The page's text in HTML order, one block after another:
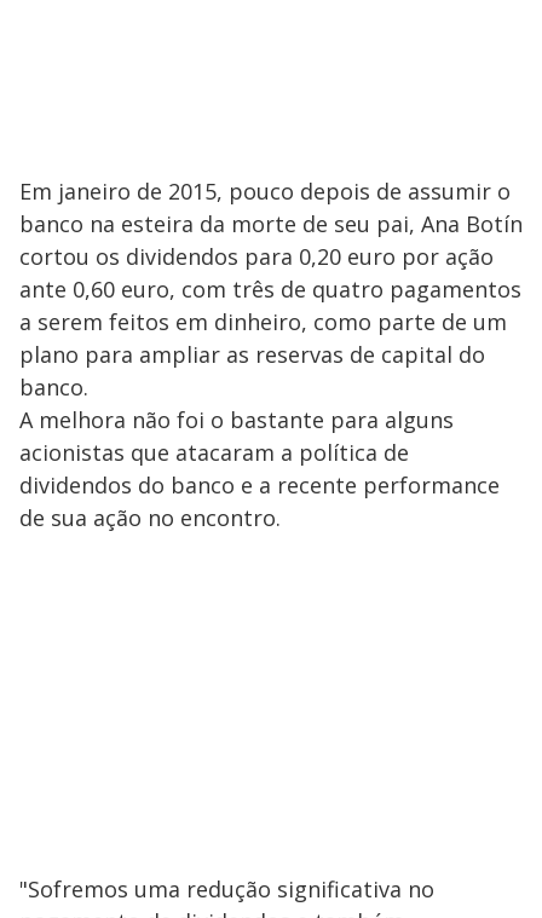
Em janeiro de 2015, pouco depois de assumir o
banco na esteira da morte de seu pai, Ana Botín
cortou os dividendos para 0,20 euro por ação
ante 0,60 euro, com três de quatro pagamentos
a serem feitos em dinheiro, como parte de um
plano para ampliar as reservas de capital do
banco.
A melhora não foi o bastante para alguns
acionistas que atacaram a política de
dividendos do banco e a recente performance
de sua ação no encontro.
"Sofremos uma redução significativa no